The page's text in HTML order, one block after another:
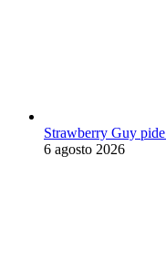
Strawberry Guy
6 agosto 2026